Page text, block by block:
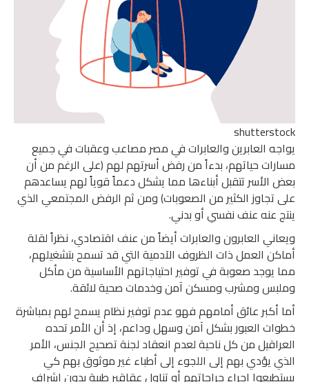
shutterstock
يواجه العابرين والعابرات في مصر مصاعب وعقبات في جميع
مسارات حياتهم، بدءاً من رفض أسرتهم لهم (على الرغم من أن
بعض الأسر تتقبل أبناءها مما يشكل دعماً قوياً لهم يساعدهم
على تجاوز الكثير من الصعوبات) ومن ثم الرفض المجتمعي الذي
ينتج عنه عنف نفسي أو بدني.
ويعاني العابرون والعابرات أيضاً من عنف اقتصادي، نظراً لقلة
أماكن العمل ذات الظروف الآدمية التي قد تسمح بتشغيلهم،
مما يوجد صعوبة في توفير احتياجاتهم الأساسية من مأكل
وملبس ومشرب ومسكن آمن وخدمات صحية لائقة.
أما أكبر عائق أمامهم فهو عدم توفير نظام يسمح لهم بمباشرة
خطوات العبور بشكل آمن وسهل وداعم، إذ أن الأمر تحده
العراقيل من كل ناحية لعدم انعقاد لجنة تصحيح الجنس، الأمر
الذي يؤدي بهم إلى اللجوء إلى أطباء غير موثوق بهم كي
يستطيعوا إجراء جراحاتهم أو تناول عقاقير طبية بدون إشراف